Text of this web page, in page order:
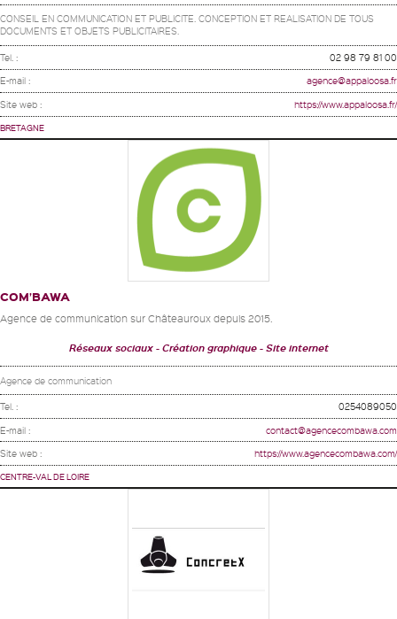
CONSEIL EN COMMUNICATION ET PUBLICITE. CONCEPTION ET REALISATION DE TOUS
DOCUMENTS ET OBJETS PUBLICITAIRES.
Tel. : 02 98 79 81 00
E-mail : agence@appaloosa.fr
Site web : https://www.appaloosa.fr/
BRETAGNE
COM’BAWA
Agence de communication sur Châteauroux depuis 2015.
Réseaux sociaux Création graphique Site internet
Agence de communication
Tel. : 0254089050
E-mail : contact@agencecombawa.com
Site web : https://www.agencecombawa.com/
CENTRE-VAL DE LOIRE